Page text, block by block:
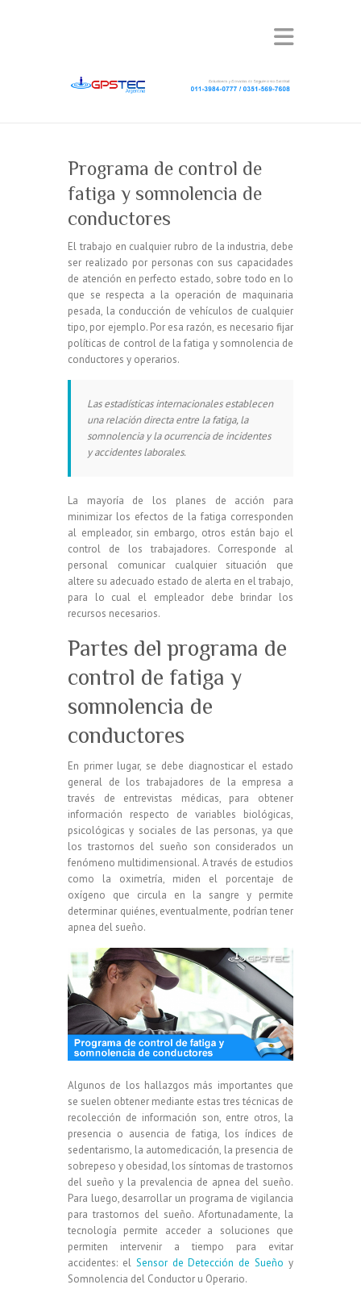
Programa de control de
fatiga y somnolencia de
conductores
El trabajo en cualquier rubro de la industria, debe
ser realizado por personas con sus capacidades
de atención en perfecto estado, sobre todo en lo
que se respecta a la operación de maquinaria
pesada, la conducción de vehículos de cualquier
tipo, por ejemplo. Por esa razón, es necesario fijar
políticas de control de la fatiga y somnolencia de
conductores y operarios.
Las estadísticas internacionales establecen
una relación directa entre la fatiga, la
somnolencia y la ocurrencia de incidentes
y accidentes laborales.
La mayoría de los planes de acción para
minimizar los efectos de la fatiga corresponden
al empleador, sin embargo, otros están bajo el
control de los trabajadores. Corresponde al
personal comunicar cualquier situación que
altere su adecuado estado de alerta en el trabajo,
para lo cual el empleador debe brindar los
recursos necesarios.
Partes del programa de
control de fatiga y
somnolencia de
conductores
En primer lugar, se debe diagnosticar el estado
general de los trabajadores de la empresa a
través de entrevistas médicas, para obtener
información respecto de variables biológicas,
psicológicas y sociales de las personas, ya que
los trastornos del sueño son considerados un
fenómeno multidimensional. A través de estudios
como la oximetría, miden el porcentaje de
oxígeno que circula en la sangre y permite
determinar quiénes, eventualmente, podrían tener
apnea del sueño.
Algunos de los hallazgos más importantes que
se suelen obtener mediante estas tres técnicas de
recolección de información son, entre otros, la
presencia o ausencia de fatiga, los índices de
sedentarismo, la automedicación, la presencia de
sobrepeso y obesidad, los síntomas de trastornos
del sueño y la prevalencia de apnea del sueño.
Para luego, desarrollar un programa de vigilancia
para trastornos del sueño. Afortunadamente, la
tecnología permite acceder a soluciones que
permiten intervenir a tiempo para evitar
accidentes: el Sensor de Detección de Sueño y
Somnolencia del Conductor u Operario.